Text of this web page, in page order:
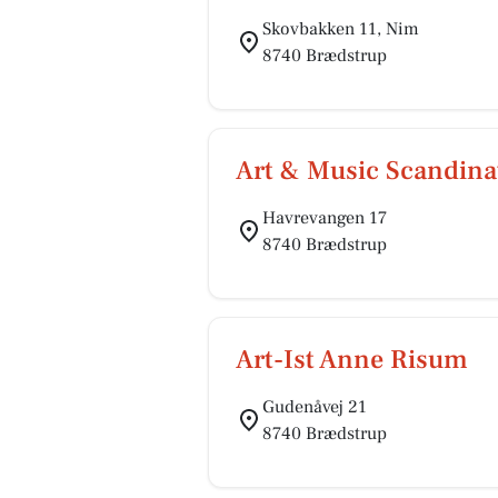
Skovbakken 11, Nim
8740 Brædstrup
Art & Music
Havrevangen 17
8740 Brædstrup
Art-Ist Anne Risum
Gudenåvej 21
8740 Brædstrup